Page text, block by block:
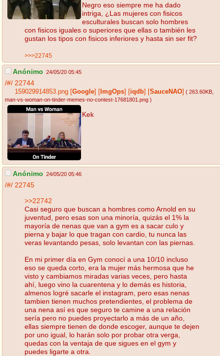
Negro eso siempre me ha dado
intriga, ¿Las mujeres con fisicos
esculturales buscan solo hombres
con fisicos iguales o superiores que ellas o también les
gustan los tipos con fisicos inferiores y hasta sin ser fit?
>>>22745
Anónimo 24/05/20 05:45
/#/ 22744
159029914853.png Google ImgOps iqdb SauceNAO ( 263.60KB
man-vs-woman-on-tinder-memes-no-contest-17681801.png )
Kek
Anónimo 24/05/20 05:46
/#/ 22745
>>22742
Casi seguro que buscan a hombres como Arnold en su
juventud, pero esas son una minoría, quizás el 1% la
mayoría de nenas que van a gym es a sacar culo y
pierna y bajar lo que tragan con cardio, tu nunca las
veras levantando pesas, solo levantan con las piernas.
En mi primer día en Gym conocí a una 10/10 incluso
eso se queda corto, era la mujer más hermosa que he
visto y cambiamos miradas varias veces, pero hasta
ahí, luego vino la cuarentena y lo demás es historia,
almenos logré sacarle el instagram, pero esas nenas
tambien tienen muchos pretendientes, el problema de
una nena así es que seguro te camine a una relación
sería pero no puedes proyectarlo a más de un año,
ellas siempre tienen de donde escoger, aunque te dejen
por uno igual, lo harán solo por probar otra verga,
quedas con la ventaja de que sigues en el gym y
puedes ligarte a otra.